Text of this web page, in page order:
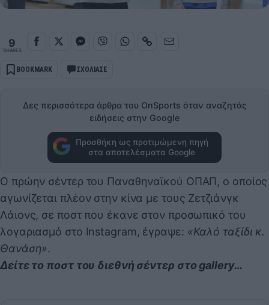
9
SHARES
BOOKMARK ΣΧΟΛΙΑΣΕ
Δες περισσότερα άρθρα του OnSports όταν αναζητάς
ειδήσεις στην Google
Προσθήκη ως προτιμώμενη πηγή
στα αποτελέσματα Google
Ο πρώην σέντερ του Παναθηναϊκού ΟΠΑΠ, ο οποίος
αγωνίζεται πλέον στην κίνα με τους Ζετζιάνγκ
Λάιονς, σε ποστ που έκανε στον προσωπικό του
λογαριασμό στο Instagram, έγραψε: «Καλό ταξίδι κ.
Θανάση».
Δείτε το ποστ του διεθνή σέντερ στο gallery…